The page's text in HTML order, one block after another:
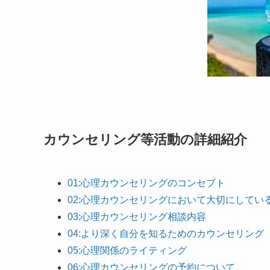
カウンセリング等活動の詳細紹介
01:心理カウンセリングのコンセプト
02:心理カウンセリングにおいて大切にしてい
03:心理カウンセリング相談内容
04:より深く自分を知るためのカウンセリング
05:心理関係のライティング
06:心理カウンセリングの予約について